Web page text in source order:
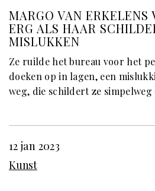
MARGO VAN
ERG ALS HAAR
MISLUKKEN
Ze ruilde het bureau voor het
doeken op in lagen, een
weg, die schildert ze simpelweg
12 jan 2023
Kunst